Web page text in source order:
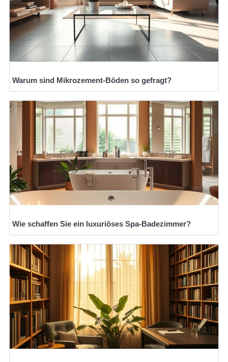
Warum sind Mikrozement-Böden so gefragt?
Wie schaffen Sie ein luxuriöses Spa-Badezimmer?